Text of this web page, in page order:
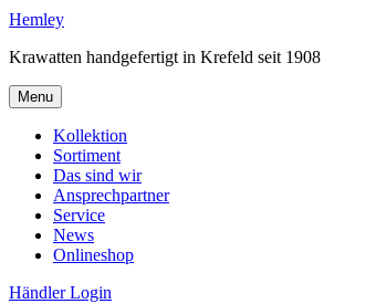
Hemley
Krawatten handgefertigt in Krefeld seit 1908
Menu
Kollektion
Sortiment
Das sind wir
Ansprechpartner
Service
News
Onlineshop
Händler Login